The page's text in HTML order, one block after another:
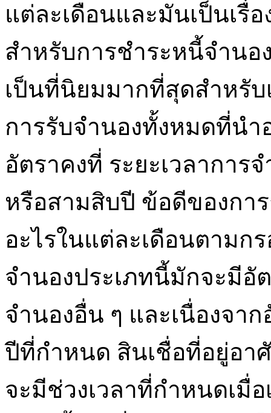
แต่ละเดือนและมันเป็นเรื่
สำหรับการชำระหนี้จำนอ
เป็นที่นิยมมากที่สุดสำหรั
การรับจำนองทั้งหมดที่นำ
อัตราคงที่ ระยะเวลาการ
หรือสามสิบปี ข้อดีของกา
อะไรในแต่ละเดือนตามก
จำนองประเภทนี้มักจะมี
จำนองอื่น ๆ และเนื่องจา
ปีที่กำหนด สินเชื่อที่อยู่อา
จะมีช่วงเวลาที่กำหนดเมื่